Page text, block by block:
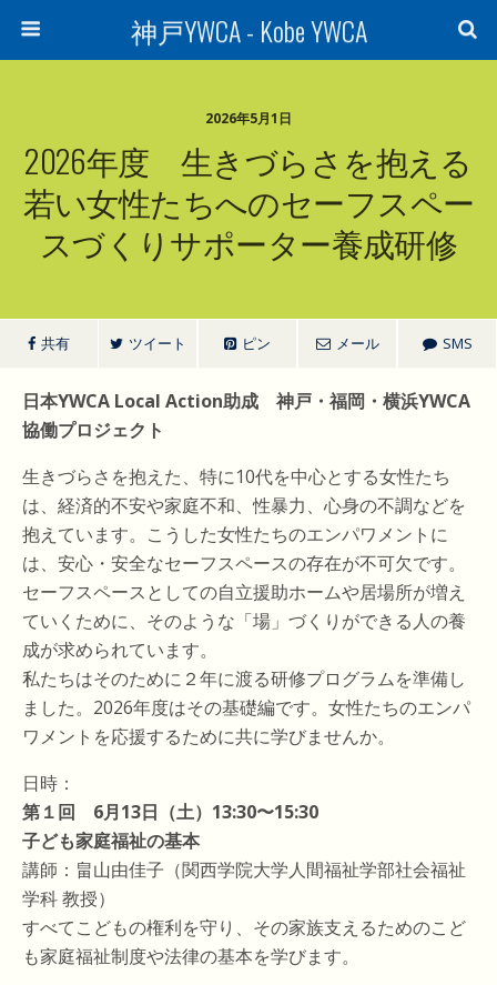
神戸YWCA - Kobe YWCA
2026年5月1日
2026年度 生きづらさを抱える
若い女性たちへのセーフスペー
スづくりサポーター養成研修
共有 ツイート ピン メール SMS
日本YWCA Local Action助成 神戸・福岡・横浜YWCA
協働プロジェクト
生きづらさを抱えた、特に10代を中心とする女性たち
は、経済的不安や家庭不和、性暴力、心身の不調などを
抱えています。こうした女性たちのエンパワメントに
は、安心・安全なセーフスペースの存在が不可欠です。
セーフスペースとしての自立援助ホームや居場所が増え
ていくために、そのような「場」づくりができる人の養
成が求められています。
私たちはそのために２年に渡る研修プログラムを準備し
ました。2026年度はその基礎編です。女性たちのエンパ
ワメントを応援するために共に学びませんか。
日時：
第１回 6月13日（土）13:30〜15:30
子ども家庭福祉の基本
講師：畠山由佳子（関西学院大学人間福祉学部社会福祉
学科 教授）
すべてこどもの権利を守り、その家族支えるためのこど
も家庭福祉制度や法律の基本を学びます。